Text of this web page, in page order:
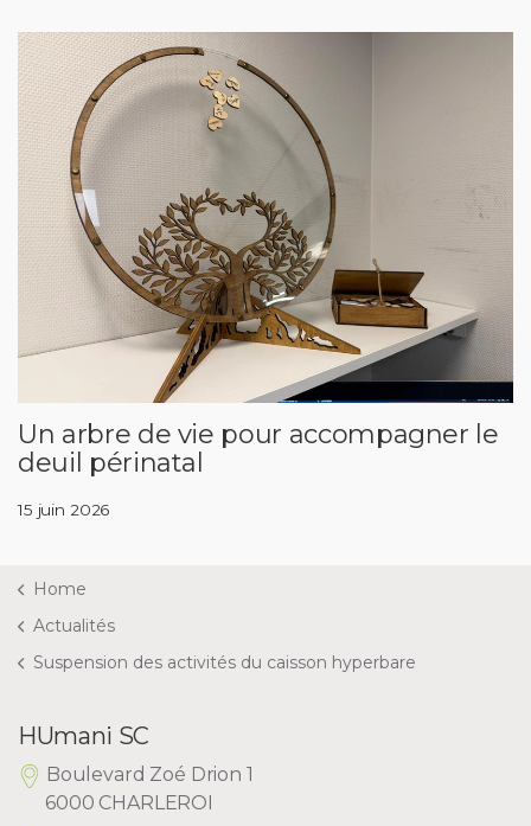
Un arbre de vie pour accompagner le
deuil périnatal
15 juin 2026
Home
Actualités
Suspension des activités du caisson hyperbare
HUmani SC
Boulevard Zoé Drion 1
6000 CHARLEROI